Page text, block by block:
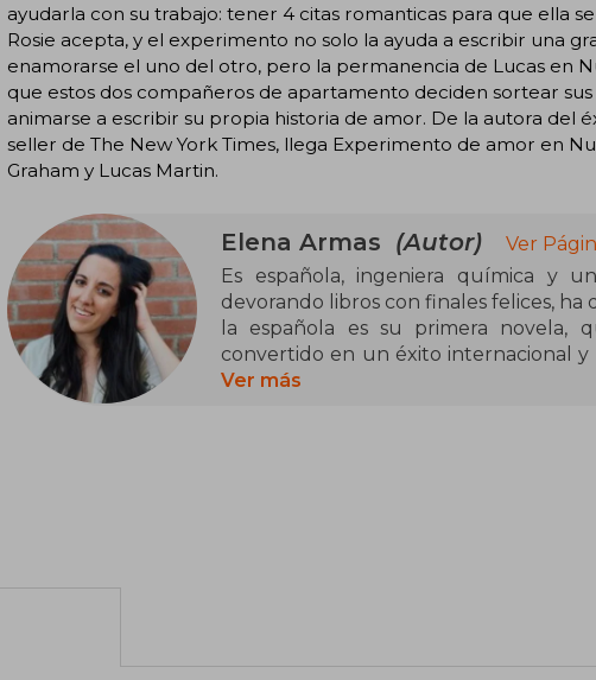
ayudarla con su trabajo: tener 4 citas romanticas para que ella
Rosie acepta, y el experimento no solo la ayuda a escribir una
enamorarse el uno del otro, pero la permanencia de Lucas en
que estos dos compañeros de apartamento deciden sortear
animarse a escribir su propia historia de amor. De la autora del
seller de The New York Times, llega Experimento de amor en
Graham y Lucas Martin.
Elena Armas (Autor)
Ver
Es española, ingeniera química y
devorando libros con finales felices, ha
la española es su primera novela,
convertido en un éxito internacional y
autora best seller de The New York
Roommate Experiment (La teoría
Ver más